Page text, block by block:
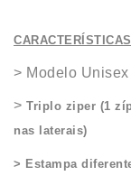
> Modelo Unisex
> Triplo ziper (1
nas laterais)
> Estampa